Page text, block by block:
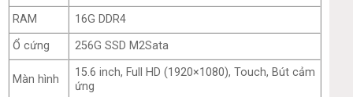
RAM
16G DDR4
Ổ cứng
256G SSD M2Sata
Màn hình
15.6 inch, Full HD (1920×1080), Touch, Bút cảm
ứng